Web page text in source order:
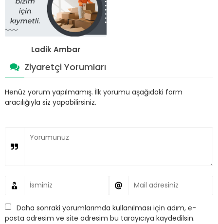
Ladik Ambar
Ziyaretçi Yorumları
Henüz yorum yapılmamış. İlk yorumu aşağıdaki form
aracılığıyla siz yapabilirsiniz.
Daha sonraki yorumlarımda kullanılması için adım, e-
posta adresim ve site adresim bu tarayıcıya kaydedilsin.